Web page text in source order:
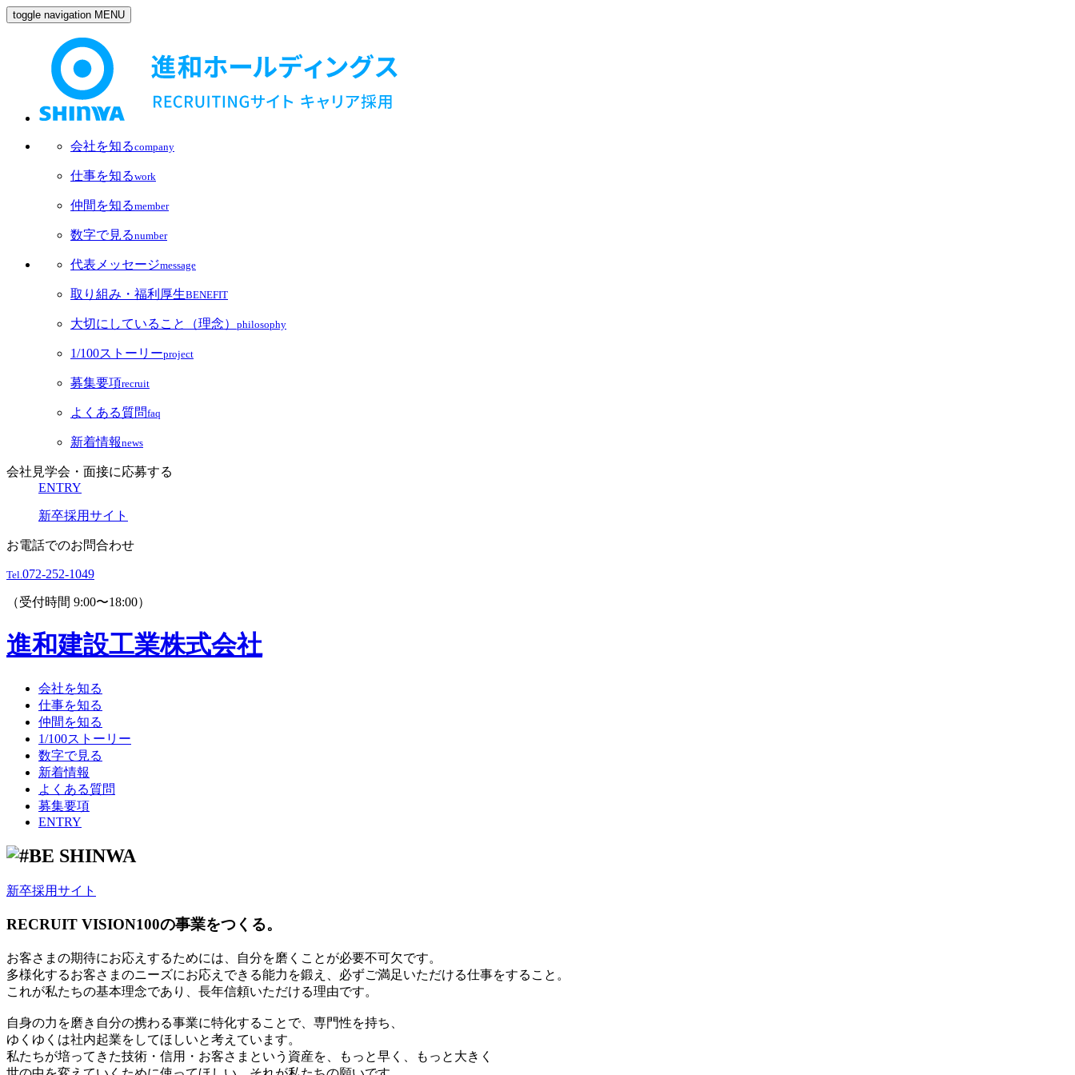
toggle navigation MENU
会社を知るcompany
仕事を知るwork
仲間を知るmember
数字で見るnumber
代表メッセージmessage
取り組み・福利厚生BENEFIT
大切にしていること（理念） philosophy
1/100ストーリーproject
募集要項recruit
よくある質問faq
新着情報news
会社見学会・面接に応募する
ENTRY
新卒採用サイト
お電話でのお問合わせ
Tel.072-252-1049
（受付時間 9:00〜18:00）
進和建設工業株式会社
会社を知る
仕事を知る
仲間を知る
1/100ストーリー
数字で見る
新着情報
よくある質問
募集要項
ENTRY
新卒採用サイト
RECRUIT VISION100の事業をつくる。
お客さまの期待にお応えするためには、自分を磨くことが必要不可欠です。
多様化するお客さまのニーズにお応えできる能力を鍛え、必ずご満足いただける仕事をすること。
これが私たちの基本理念であり、長年信頼いただける理由です。
自身の力を磨き自分の携わる事業に特化することで、専門性を持ち、
ゆくゆくは社内起業をしてほしいと考えています。
私たちが培ってきた技術・信用・お客さまという資産を、もっと早く、もっと大きく